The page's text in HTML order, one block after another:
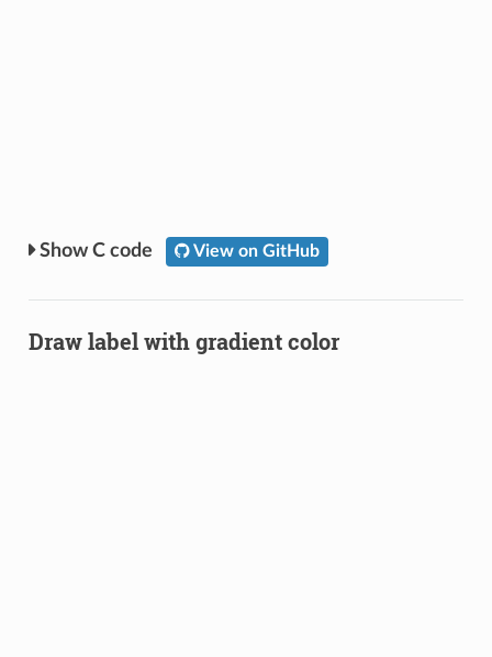
C code View on GitHub
Draw label with gradient color